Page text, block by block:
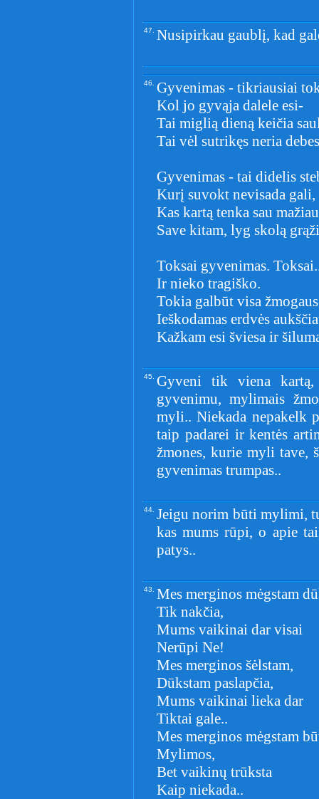
47. Nusipirkau gaublį, kad
46. Gyvenimas - tikriausiai
Kol jo gyvąja dalele esi-
Tai miglią dieną keičia
Tai vėl sutrikęs neria
Gyvenimas - tai didelis
Kurį suvokt nevisada gali,
Kas kartą tenka sau
Save kitam, lyg skolą
Toksai gyvenimas.
Ir nieko tragiško.
Tokia galbūt visa
Ieškodamas erdvės
Kažkam esi šviesa ir
45. Gyveni tik viena kartą,
gyvenimu, mylimais
myli.. Niekada nepakelk
taip padarei ir kentės
žmones, kurie myli tave,
gyvenimas trumpas..
44. Jeigu norim būti mylimi,
kas mums rūpi, o apie
patys..
43. Mes merginos mėgstam
Tik nakčia,
Mums vaikinai dar visai
Nerūpi Ne!
Mes merginos šėlstam,
Dūkstam paslapčia,
Mums vaikinai lieka dar
Tiktai gale..
Mes merginos mėgstam
Mylimos,
Bet vaikinų trūksta
Kaip niekada..